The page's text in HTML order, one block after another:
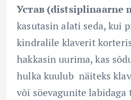
Устав (distsiplinaarne
kasutasin alati seda, kui
kindralile klaverit
hakkasin uurima, kas
hulka kuulub näiteks
või söevagunite labidaga